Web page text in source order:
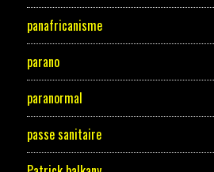
panafricanisme
parano
paranormal
passe sanitaire